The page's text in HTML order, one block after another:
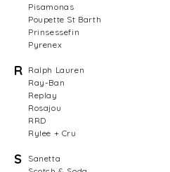
Pisamonas
Poupette St Barth
Prinsessefin
Pyrenex
R Ralph Lauren
Ray-Ban
Replay
Rosajou
RRD
Rylee + Cru
S
Sanetta